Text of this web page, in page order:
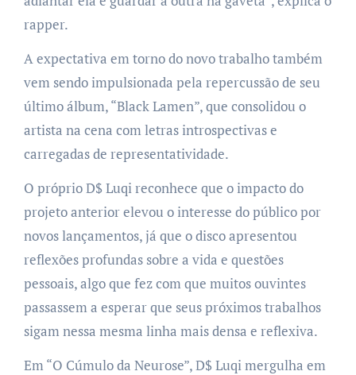
rapper.
A expectativa em torno do novo trabalho também
vem sendo impulsionada pela repercussão de seu
último álbum, “Black Lamen”, que consolidou o
artista na cena com letras introspectivas e
carregadas de representatividade.
O próprio D$ Luqi reconhece que o impacto do
projeto anterior elevou o interesse do público por
novos lançamentos, já que o disco apresentou
reflexões profundas sobre a vida e questões
pessoais, algo que fez com que muitos ouvintes
passassem a esperar que seus próximos trabalhos
sigam nessa mesma linha mais densa e reflexiva.
Em “O Cúmulo da Neurose”, D$ Luqi mergulha em